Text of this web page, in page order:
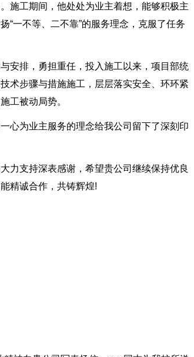
施工期间，他处处为业主着想，能够积极主
“一不等、二不靠”的服务理念，克服了任务
安排，勇担重任，投入施工以来，项目部统
术步骤与措施施工，层层落实安全、环环紧
工被动局势。
心为业主服务的理念给我公司留下了深刻印
力支持深表感谢，希望贵公司继续保持优良
精诚合作，共铸辉煌!